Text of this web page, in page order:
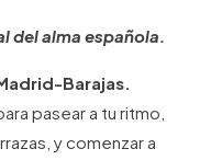
del alma española.
Barajas.
pasear a tu ritmo,
y comenzar a